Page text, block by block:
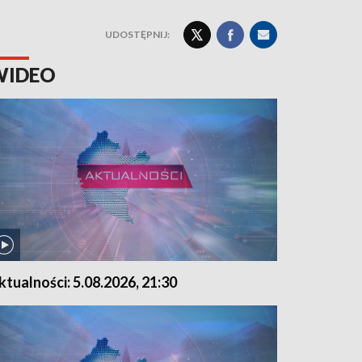
UDOSTĘPNIJ:
5.08.2026, 21:30